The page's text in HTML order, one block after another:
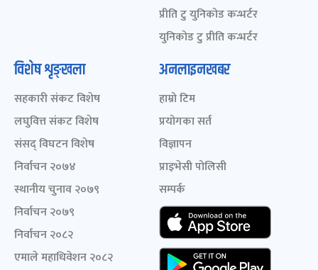
प्रीति टु युनिकोड कन्भर्टर
युनिकोड टु प्रीति कन्भर्टर
विशेष शृङ्खला
सहकारी संकट विशेष
लघुवित्त संकट विशेष
संसद् विघटन विशेष
निर्वाचन २०७४
स्थानीय चुनाव २०७९
निर्वाचन २०७९
निर्वाचन २०८२
एमाले महाधिवेशन २०८२
अनलाइनखबर
हाम्रो टिम
प्रयोगका सर्त
विज्ञापन
प्राइभेसी पोलिसी
सम्पर्क